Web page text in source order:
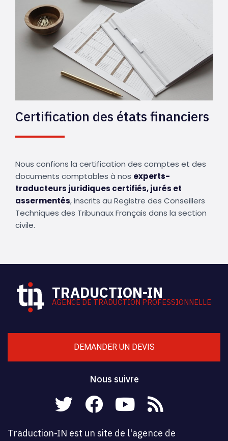
Certification des états financiers
Nous confions la certification des comptes et des
documents comptables à nos experts-
traducteurs juridiques certifiés, jurés et
assermentés, inscrits au Registre des Conseillers
Techniques des Tribunaux Français dans la section
civile.
TRADUCTION-IN
AGENCE DE TRADUCTION PROFESSIONNELLE
DEMANDER UN DEVIS
Nous suivre
Traduction-IN est un site de l'agence de